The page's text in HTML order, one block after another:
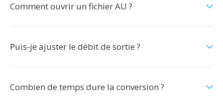
Comment ouvrir un fichier AU ?
Puis-je ajuster le débit de sortie ?
Combien de temps dure la conversion ?